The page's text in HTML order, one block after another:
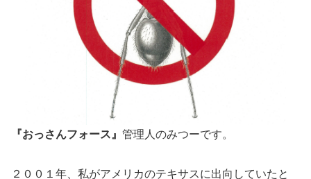
『おっさんフォース』 管理人のみつーです。
２００１年、私がアメリカのテキサスに出向していたと